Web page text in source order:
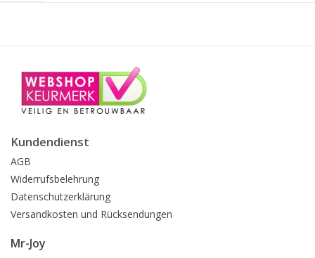
Kundendienst
AGB
Widerrufsbelehrung
Datenschutzerklärung
Versandkosten und Rücksendungen
Mr-Joy